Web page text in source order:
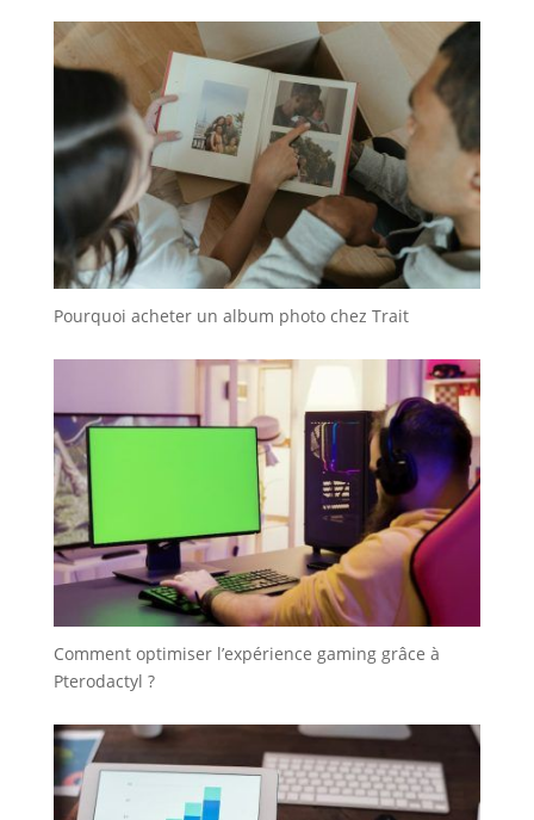
Pourquoi acheter un album photo chez Trait
Comment optimiser l’expérience gaming grâce à
Pterodactyl ?